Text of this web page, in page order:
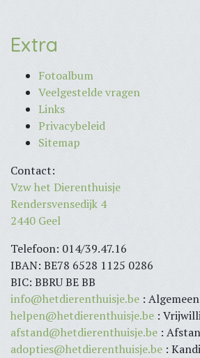
Extra
Fotoalbum
Veelgestelde vragen
Links
Privacybeleid
Sitemap
Contact:
Vzw het Dierenthuisje
Rendersvensedijk 4
2440 Geel
Telefoon: 014/39.47.16
IBAN: BE78 6528 1125 0286
BIC: BBRU BE BB
info@hetdierenthuisje.be : Algemeen
helpen@hetdierenthuisje.be :
afstand@hetdierenthuisje.be :
adopties@hetdierenthuisje.be :